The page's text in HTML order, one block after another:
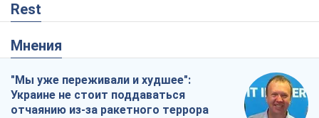
Rest
Мнения
"Мы уже переживали и худшее":
Украине не стоит поддаваться
отчаянию из-за ракетного террора